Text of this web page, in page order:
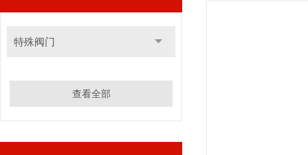
特殊阀门
查看全部